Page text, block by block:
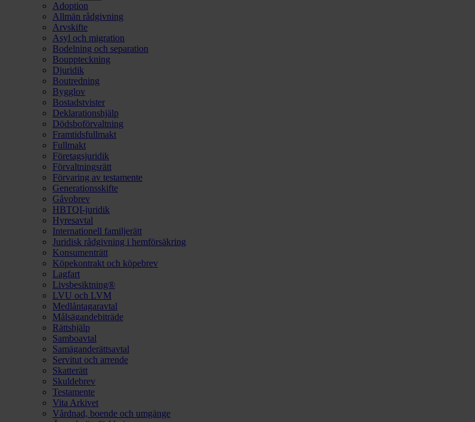
Adoption
Allmän rådgivning
Arvskifte
Asyl och migration
Bodelning och separation
Bouppteckning
Djuridik
Boutredning
Bygglov
Bostadstvister
Deklarationshjälp
Dödsboförvaltning
Framtidsfullmakt
Fullmakt
Företagsjuridik
Förvaltningsrätt
Förvaring av testamente
Generationsskifte
Gåvobrev
HBTQI-juridik
Hyresavtal
Internationell familjerätt
Juridisk rådgivning i hemförsäkring
Konsumenträtt
Köpekontrakt och köpebrev
Lagfart
Livsbesiktning®
LVU och LVM
Medlåntagaravtal
Målsägandebiträde
Rättshjälp
Samboavtal
Samäganderättsavtal
Servitut och arrende
Skatterätt
Skuldebrev
Testamente
Vita Arkivet
Vårdnad, boende och umgänge